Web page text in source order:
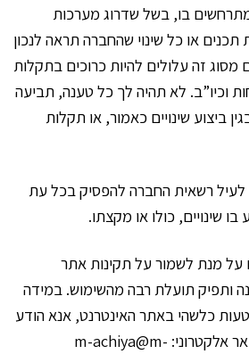
בו, בשל שדרוג מערכות
או כל שינוי שהחברה תראה לנכון
מסוג זה עלולים להיות כרוכים בתקלות
וכיו”ב. לא תהיה לך כל טענה, תביעה
ביצוע שינויים כאמור, או תקלות
לעיל רשאית החברה להפסיק בכל עת
שינויים, כולו או מקצתו.
מנת לשמור על תקינות אתר
ותפיק תועלת רבה מהשימוש. במידה
כלשהי באתר האינטרנט, אנא הודע
לנו באמצעות כתובת דואר אלקטרוני: m-achiya@m-